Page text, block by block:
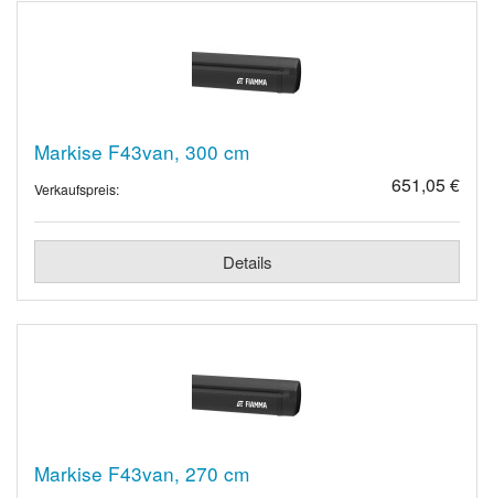
Markise F43van, 300 cm
Verkaufspreis: 651,05 €
Details
Markise F43van, 270 cm